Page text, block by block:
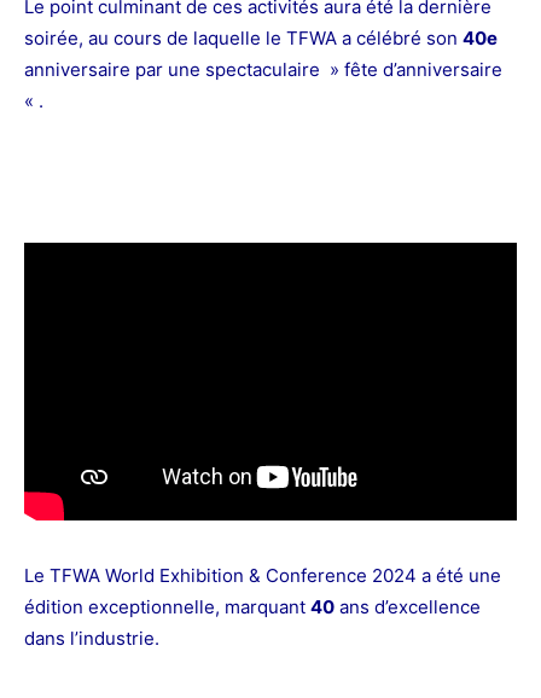
Le point culminant de ces activités aura été la dernière
soirée, au cours de laquelle le TFWA a célébré son 40e
anniversaire par une spectaculaire » fête d’anniversaire
« .
Le TFWA World Exhibition & Conference 2024 a été une
édition exceptionnelle, marquant 40 ans d’excellence
dans l’industrie.